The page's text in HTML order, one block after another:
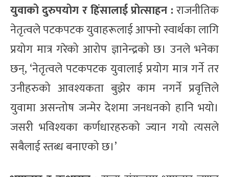
युवाको दुरुपयोग र हिंसालाई प्रोत्साहन :राजनीतिक
नेतृत्वले पटकपटक युवाहरूलाई आफ्नो स्वार्थका लागि
प्रयोग मात्र गरेको आरोप ज्ञानेन्द्रको छ। उनले भनेका
छन्, ‘नेतृत्वले पटकपटक युवालाई प्रयोग मात्र गर्ने तर
उनीहरुको आवश्यकता बुझेर काम नगर्ने प्रवृत्तिले
युवामा असन्तोष जन्मेर देशमा जनधनको हानि भयो।
जसरी भविश्यका कर्णधारहरुको ज्यान गयो त्यसले
सबैलाई स्तब्ध बनाएको छ।’